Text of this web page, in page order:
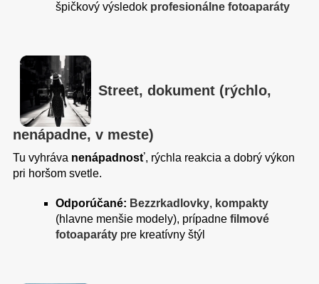
špičkový výsledok profesionálne fotoaparáty
Street, dokument (rýchlo,
nenápadne, v meste)
Tu vyhráva nenápadnosť, rýchla reakcia a dobrý výkon
pri horšom svetle.
Odporúčané: Bezzrkadlovky, kompakty
(hlavne menšie modely), prípadne filmové
fotoaparáty pre kreatívny štýl